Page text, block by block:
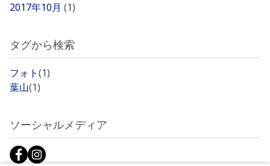
2017年10月 (1)
タグから検索
フォト(1)
葉山(1)
ソーシャルメディア